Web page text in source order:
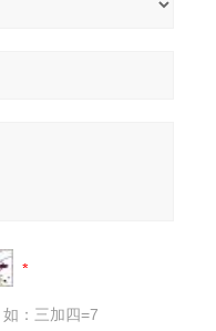
：三加四=7